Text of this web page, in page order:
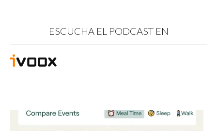
ESCUCHA EL PODCAST EN